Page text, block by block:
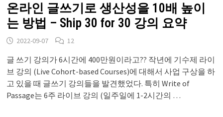
온라인 글쓰기로 생산성을 10배 높이
는 방법 – Ship 30 for 30 강의 요약
2022-09-07 12
글 쓰기 강의가 6시간에 400만원이라고?? 작년에 기수제 라이
브 강의 (Live Cohort-based Courses)에 대해서 사업 구상을 하
고 있을 때 글쓰기 강의들을 발견했었다. 특히 Write of
Passage는 6주 라이브 강의 (일주일에 1-2시간의 …